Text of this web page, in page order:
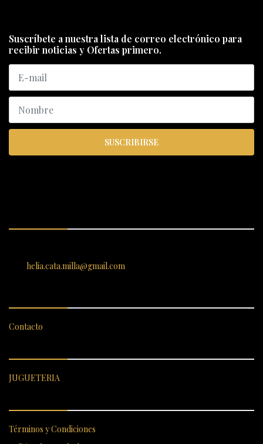
Suscríbete a nuestra lista de correo electrónico para
recibir noticias y Ofertas primero.
SUSCRIBIRSE
helia.cata.milla@gmail.com
Contacto
JUGUETERIA
Términos y Condiciones